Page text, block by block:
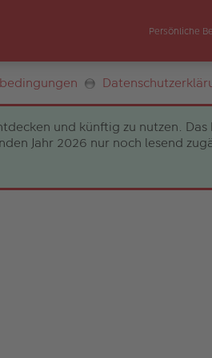
Persönliche
und künftig zu nutzen.
Jahr 2026 nur noch lesend